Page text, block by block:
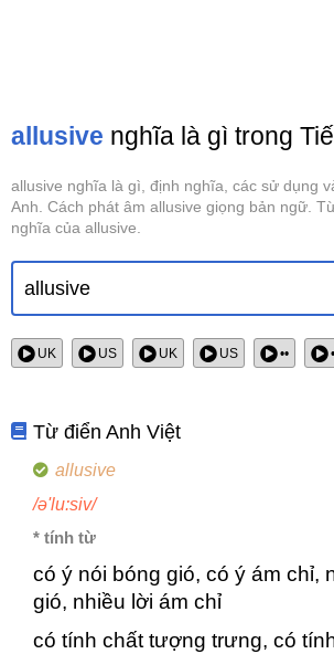
allusive nghĩa là gì trong
allusive nghĩa là gì, định nghĩa, các sử dụng
Anh. Cách phát âm allusive giọng bản ngữ.
nghĩa của allusive.
UK US UK US ••
Từ điển Anh Việt
allusive
/ə'lu:siv/
* tính từ
có ý nói bóng gió, có ý ám chỉ,
gió, nhiều lời ám chỉ
có tính chất tượng trưng, có